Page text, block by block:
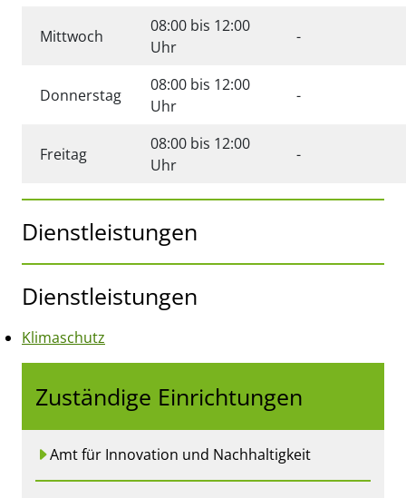
Mittwoch
08:00 bis 12:00
Uhr
Keine angabe
-
Donnerstag
08:00 bis 12:00
Uhr
Keine angabe
-
Freitag
08:00 bis 12:00
Uhr
Keine angabe
-
Dienstleistungen
Dienstleistungen
Klimaschutz
Zuständige Einrichtungen
Amt für Innovation und Nachhaltigkeit